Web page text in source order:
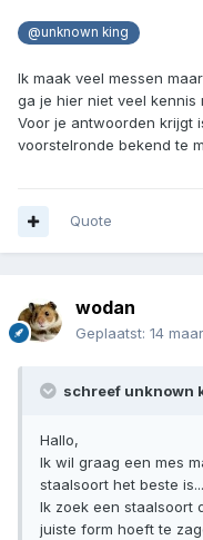
@unknown king
Ik maak veel messen
ga je hier niet veel kennis
Voor je antwoorden krijgt
voorstelronde bekend te
Quote
wodan
Geplaatst: 14
schreef unknown
Hallo,
Ik wil graag een mes
staalsoort het beste is...
Ik zoek een staalsoort
juiste form hoeft te